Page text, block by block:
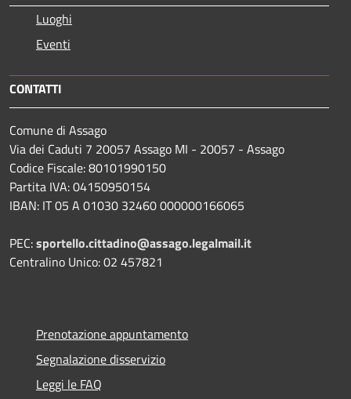
Luoghi
Eventi
CONTATTI
Comune di Assago
Via dei Caduti 7 20057 Assago MI - 20057 - Assago
Codice Fiscale: 80101990150
Partita IVA: 04150950154
IBAN: IT 05 A 01030 32460 000000166065
PEC:sportello.cittadino@assago.legalmail.it
Centralino Unico: 02 457821
Prenotazione appuntamento
Segnalazione disservizio
Leggi le FAQ